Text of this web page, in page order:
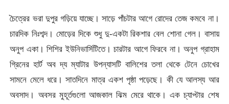
চৈত্রের ভরা দুপুর গড়িয়ে যাচ্ছে। সাড়ে পাঁচটার আগে রোদের তেজ কমবে না।
চারদিক নিঃশব্দ। মোড়ের দিকে শুধু দু-একটা রিকশার বেল শোনা গেল। বাসায়
অনুপ একা। শিশির ইউনিভার্সিটিতে। চারটার আগে ফিরবে না। অনুপ গ্রাহাম
গ্রিনের হার্ট অব দ্য ম্যাটার উপন্যাসটি বালিশের তলা থেকে টেনে চোখের
সামনে মেলে ধরে। সাতদিনে মাত্র একশ পৃষ্ঠা পড়েছে। কী যে আলস্য আর
অবসাদ। অবসর মুহূর্তগুলো আজকাল ঝিম মেরে থাকে। এক চ্যাপ্টার শেষ